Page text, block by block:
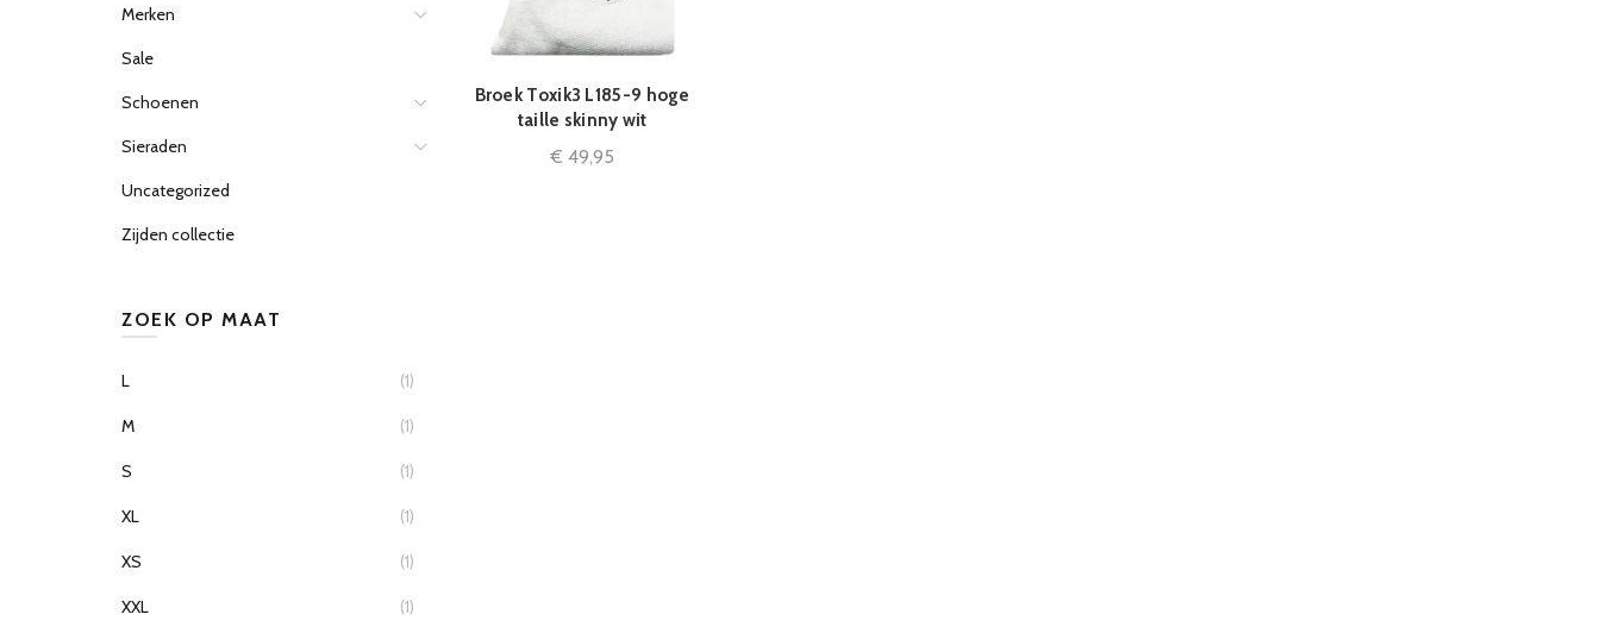
QUICK SHOP
Broek Toxik3 L185-9 hoge
taille skinny wit
€ 49,95
Merken
Sale
Schoenen
Sieraden
Uncategorized
Zijden collectie
ZOEK OP MAAT
L (1)
M (1)
S (1)
XL (1)
XS (1)
XXL (1)